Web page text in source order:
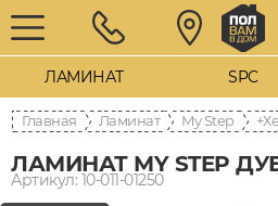
ЛАМИНАТ SPC
Главная Ламинат My Step
ЛАМИНАТ MY STEP
Артикул: 10-011-01250